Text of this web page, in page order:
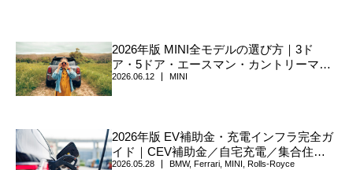
2026年版 MINI全モデルの選び方｜3ド
ア・5ドア・エースマン・カントリーマ
ン・コンバーチブルの違い
2026.06.12 MINI
2026年版 EV補助金・充電インフラ完全ガ
イド｜CEV補助金／自宅充電／集合住宅
／V2H／自治体上乗せまで、確認手順を一
2026.05.28 BMW,Ferrari ,MINI ,Rolls-Royce